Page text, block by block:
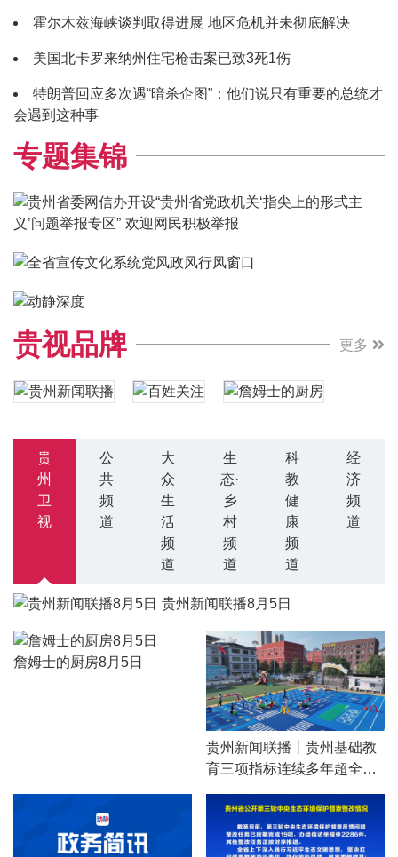
霍尔木兹海峡谈判取得进展 地区危机并未彻底解决
美国北卡罗来纳州住宅枪击案已致3死1伤
特朗普回应多次遇“暗杀企图”：他们说只有重要的总统才
会遇到这种事
专题集锦
贵视品牌 更多
贵
州
卫
视
公
共
频
道
大
众
生
活
频
道
生
态·
乡
村
频
道
科
教
健
康
频
道
经
济
频
道
贵州新闻联播8月5日
詹姆士的厨房8月5日
贵州新闻联播丨贵州基础教
育三项指标连续多年超全国
出亮眼成绩单